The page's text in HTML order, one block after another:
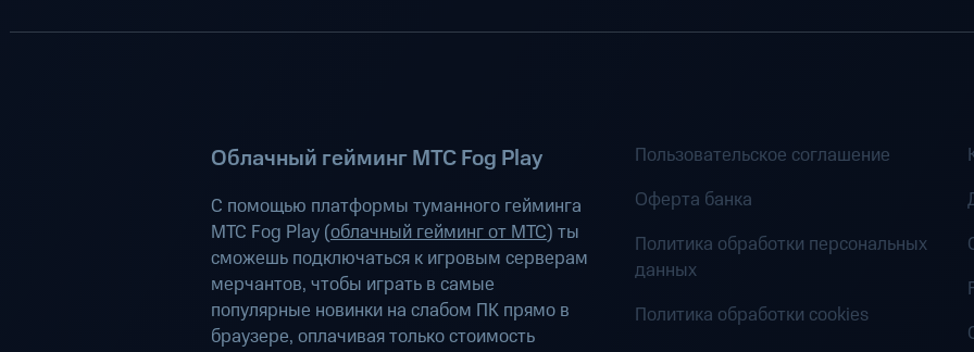
Облачный гейминг МТС Fog Play
С помощью платформы туманного гейминга
МТС Fog Play (облачный гейминг от МТС) ты
сможешь подключаться к игровым серверам
мерчантов, чтобы играть в самые
популярные новинки на слабом ПК прямо в
браузере, оплачивая только стоимость
Пользовательское соглашение
Оферта банка
Политика обработки персональных
данных
Политика обработки cookies